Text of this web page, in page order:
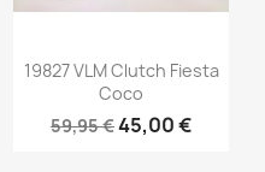
Vista rápida
19827 VLM Clutch Fiesta
Coco
59,95 €45,00 €